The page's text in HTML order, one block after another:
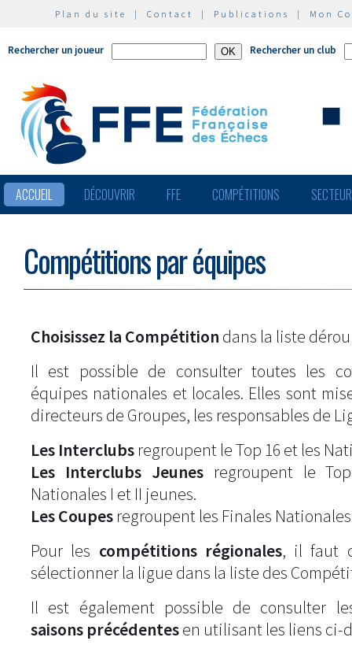
Plan du site | Contact | Publications | Mon
Rechercher un joueur Rechercher un club
ACCUEIL DÉCOUVRIR FFE COMPÉTITIONS
Compétitions par équipes
Choisissez la Compétition dans la liste
Il est possible de consulter toutes les
équipes nationales et locales. Elles sont
directeurs de Groupes, les responsables de
Les Interclubs regroupent le Top 16 et les
Les Interclubs Jeunesregroupent le
Nationales I et II jeunes.
Les Coupes regroupent les Finales
Pour les compétitions régionales, il faut
sélectionner la ligue dans la liste des
Il est également possible de consulter
saisons précédentesen utilisant les liens ci-